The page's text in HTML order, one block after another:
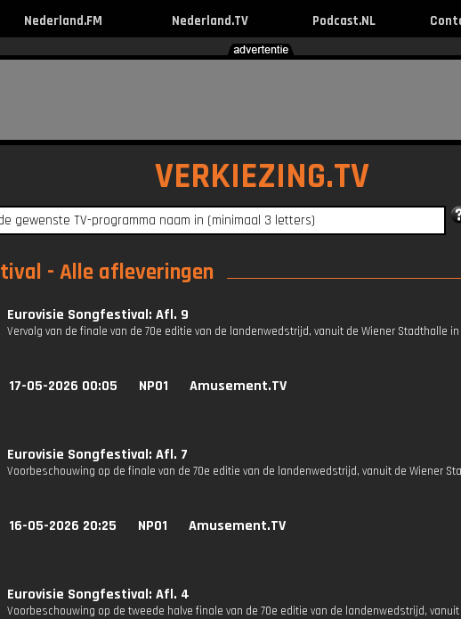
Nederland.FM Nederland.TV Podcast.NL
VERKIEZING.TV
- Alle afleveringen
Eurovisie Songfestival: Afl. 9
Vervolg van de finale van de 70e editie van de landenwedstrijd, vanuit de Wiener Stadthalle in
17-05-2026 00:05 NPO1 Amusement.TV
Eurovisie Songfestival: Afl. 7
Voorbeschouwing op de finale van de 70e editie van de landenwedstrijd, vanuit de Wiener
16-05-2026 20:25 NPO1 Amusement.TV
Eurovisie Songfestival: Afl. 4
Voorbeschouwing op de tweede halve finale van de 70e editie van de landenwedstrijd,